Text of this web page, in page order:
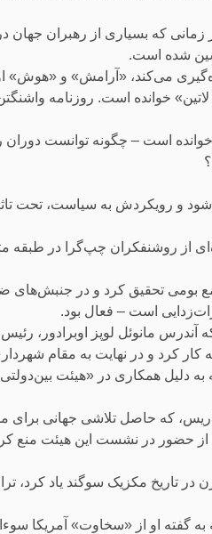
در زمانی که بسیاری از رهبران
شده است.
می‌کند، «آرامش» و «هوش» او
خوانده است. روزنامه
است – چگونه توانست
و رویکردش به سیاست، تحت
از روشنفکران چپ‌گرا در طبقه
بومی تحقیق کرد و در جنبش‌های
است – فعال بود.
مانوئل لوپز اوبرادور،
کرد و در نهایت به مقام
بود که به دلیل همکاری در «هیئت
که حاصل تلاشی جهانی برای
از حضور در نشست این هیئت منع
در تاریخ مکزیک سوگند یاد کرد،
گفته او از «سخاوت» آمریکا